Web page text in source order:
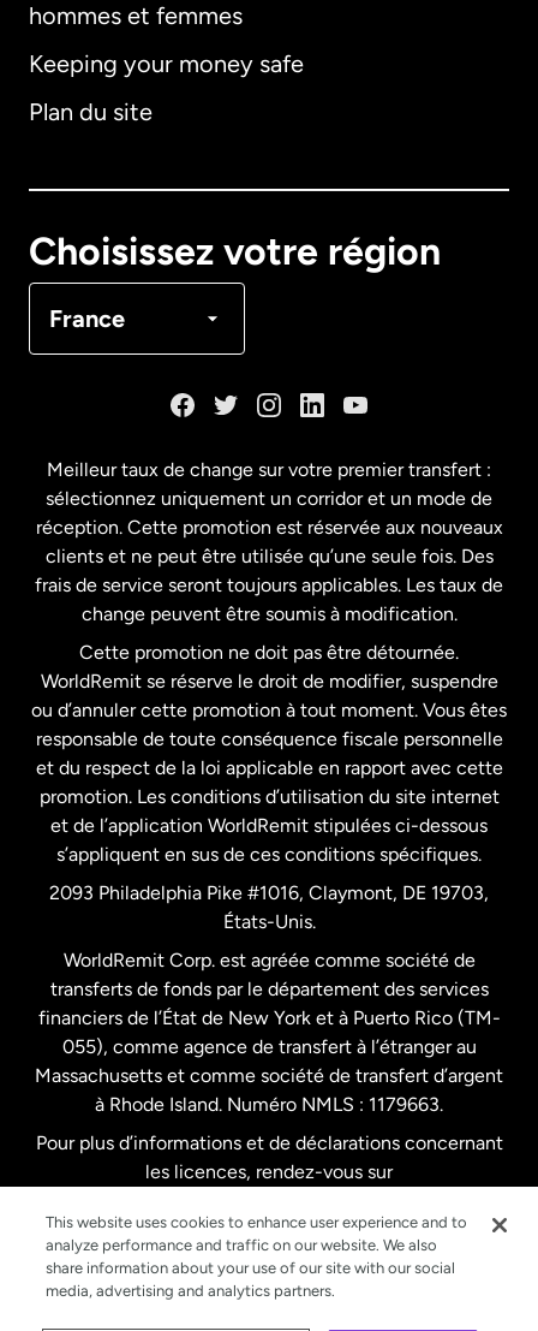
hommes et femmes
Keeping your money safe
Plan du site
Choisissez votre région
France
Allemagne
Français
États-Unis English
États-Unis Español
France
Malaisie
Nouvelle-Zélande
Pays-Bas
Royaume-Uni
Suède
Meilleur taux de change sur votre premier transfert :
sélectionnez uniquement un corridor et un mode de
réception. Cette promotion est réservée aux nouveaux
clients et ne peut être utilisée qu’une seule fois. Des
frais de service seront toujours applicables. Les taux de
change peuvent être soumis à modification.
Cette promotion ne doit pas être détournée.
WorldRemit se réserve le droit de modifier, suspendre
ou d’annuler cette promotion à tout moment. Vous êtes
responsable de toute conséquence fiscale personnelle
et du respect de la loi applicable en rapport avec cette
promotion. Les conditions d’utilisation du site internet
et de l’application WorldRemit stipulées ci-dessous
s’appliquent en sus de ces conditions spécifiques.
2093 Philadelphia Pike #1016, Claymont, DE 19703,
États-Unis.
WorldRemit Corp. est agréée comme société de
transferts de fonds par le département des services
financiers de l’État de New York et à Puerto Rico (TM-
055), comme agence de transfert à l’étranger au
Massachusetts et comme société de transfert d’argent
à Rhode Island. Numéro NMLS : 1179663.
Pour plus d’informations et de déclarations concernant
les licences, rendez-vous sur
This website uses cookies to enhance user experience and to
analyze performance and traffic on our website. We also
share information about your use of our site with our social
media, advertising and analytics partners.